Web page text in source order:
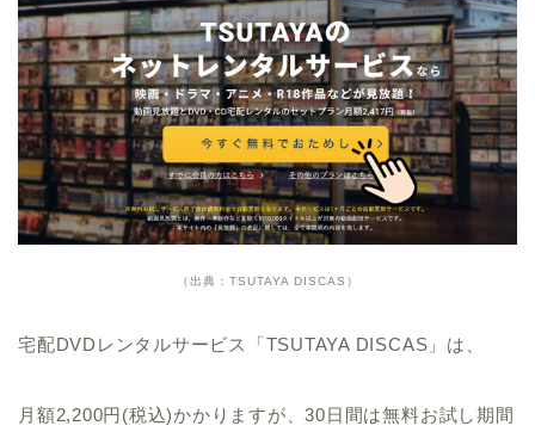
（出典：TSUTAYA DISCAS）
宅配DVDレンタルサービス「TSUTAYA DISCAS」は、
月額2,200円(税込)かかりますが、30日間は無料お試し期間